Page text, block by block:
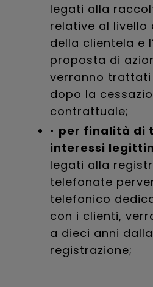
legati alla
relative al livello
della clientela e
proposta di
verranno trattati
dopo la
contrattuale;
• per finalità di
interessi
legati alla
telefonate
telefonico
con i clienti,
a dieci anni
registrazione;